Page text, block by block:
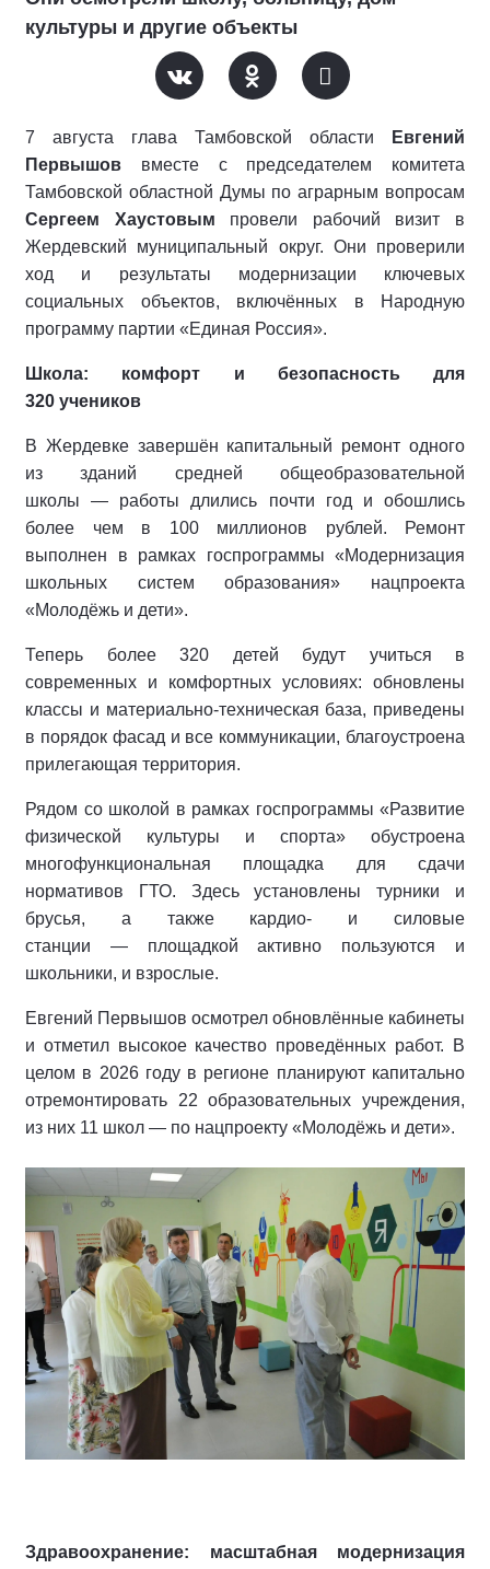
культуры и другие объекты
7 августа глава Тамбовской области Евгений
Первышов вместе с председателем комитета
Тамбовской областной Думы по аграрным вопросам
Сергеем Хаустовым провели рабочий визит в
Жердевский муниципальный округ. Они проверили
ход и результаты модернизации ключевых
социальных объектов, включённых в Народную
программу партии «Единая Россия».
Школа: комфорт и безопасность для
320 учеников
В Жердевке завершён капитальный ремонт одного
из зданий средней общеобразовательной
школы — работы длились почти год и обошлись
более чем в 100 миллионов рублей. Ремонт
выполнен в рамках госпрограммы «Модернизация
школьных систем образования» нацпроекта
«Молодёжь и дети».
Теперь более 320 детей будут учиться в
современных и комфортных условиях: обновлены
классы и материально‑техническая база, приведены
в порядок фасад и все коммуникации, благоустроена
прилегающая территория.
Рядом со школой в рамках госпрограммы «Развитие
физической культуры и спорта» обустроена
многофункциональная площадка для сдачи
нормативов ГТО. Здесь установлены турники и
брусья, а также кардио‑ и силовые
станции — площадкой активно пользуются и
школьники, и взрослые.
Евгений Первышов осмотрел обновлённые кабинеты
и отметил высокое качество проведённых работ. В
целом в 2026 году в регионе планируют капитально
отремонтировать 22 образовательных учреждения,
из них 11 школ — по нацпроекту «Молодёжь и дети».
Здравоохранение: масштабная модернизация